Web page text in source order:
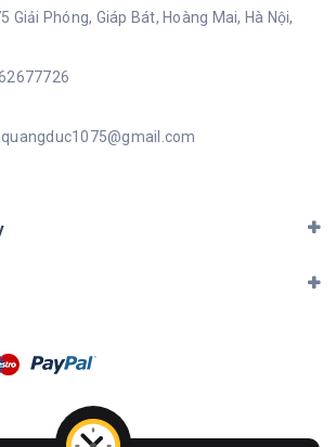
Giải Phóng, Giáp Bát, Hoàng Mai, Hà Nội,